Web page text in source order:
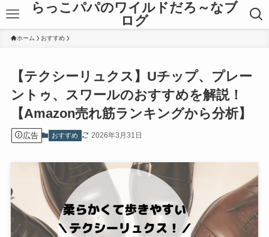
らっこパパのワイルドだろ～なブ
ログ
ホーム おすすめ
【テクシーリュクス】Uチップ、プレー
ントゥ、スワールのおすすめを解説！
【Amazon売れ筋ランキングから分析】
広告 おすすめ 2026年3月31日